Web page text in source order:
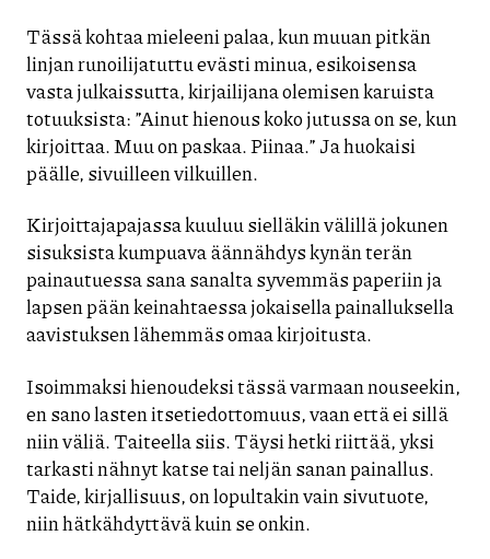
Tässä kohtaa mieleeni palaa, kun muuan pitkän
linjan runoilijatuttu evästi minua, esikoisensa
vasta julkaissutta, kirjailijana olemisen karuista
totuuksista: ”Ainut hienous koko jutussa on se, kun
kirjoittaa. Muu on paskaa. Piinaa.” Ja huokaisi
päälle, sivuilleen vilkuillen.
Kirjoittajapajassa kuuluu sielläkin välillä jokunen
sisuksista kumpuava äännähdys kynän terän
painautuessa sana sanalta syvemmäs paperiin ja
lapsen pään keinahtaessa jokaisella painalluksella
aavistuksen lähemmäs omaa kirjoitusta.
Isoimmaksi hienoudeksi tässä varmaan nouseekin,
en sano lasten itsetiedottomuus, vaan että ei sillä
niin väliä. Taiteella siis. Täysi hetki riittää, yksi
tarkasti nähnyt katse tai neljän sanan painallus.
Taide, kirjallisuus, on lopultakin vain sivutuote,
niin hätkähdyttävä kuin se onkin.